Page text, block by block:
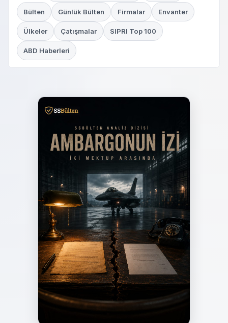
Bülten Günlük Bülten Firmalar Envanter
Ülkeler Çatışmalar SIPRI Top 100
ABD Haberleri